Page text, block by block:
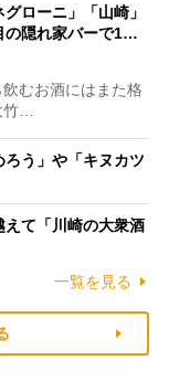
ローニ」「山崎」
の隠れ家バーで1…
むお酒にはまた格
竹…
ろう」や「キヌカツ
えて「川崎の大衆酒
一覧を見る